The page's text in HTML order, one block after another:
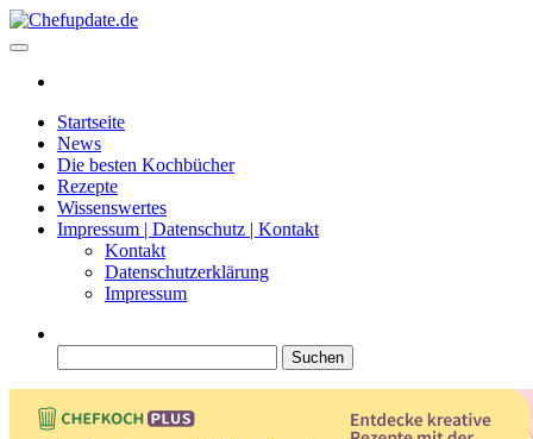
Zum
Inhalt
Startseite
News
Die besten Kochbücher
Rezepte
Wissenswertes
Impressum | Datenschutz | Kontakt
Kontakt
Datenschutzerklärung
Impressum
nach: